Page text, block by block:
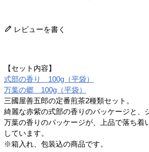
レビューを書く
【セット内容】
式部の香り 100g（平袋）
万葉の郷 100g（平袋）
三國屋善五郎の定番煎茶2種類セット。
綺麗な赤紫の式部の香りのパッケージと、
万葉の香りのパッケージが、上品で落ち着
しています。
※箱入れ、包装込の商品です。